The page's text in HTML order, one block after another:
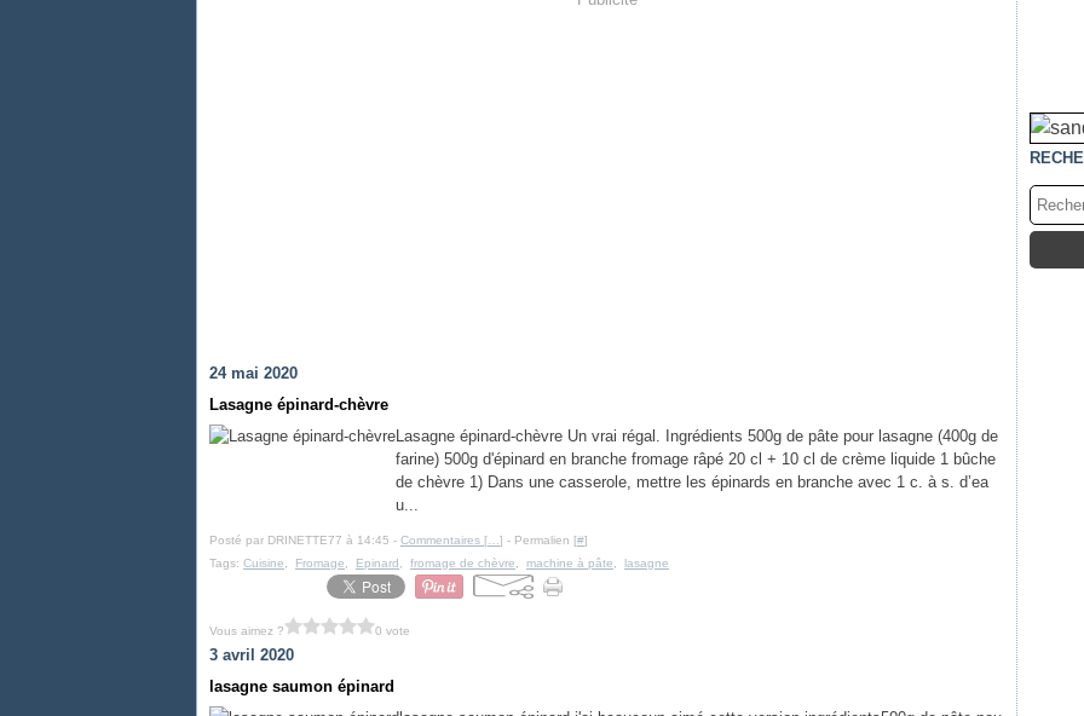
24 mai 2020
Lasagne épinard-chèvre
Lasagne épinard-chèvre Un vrai régal. Ingrédients 500g de pâte pour lasagne (400g de
farine) 500g d'épinard en branche fromage râpé 20 cl + 10 cl de crème liquide 1 bûche
de chèvre 1) Dans une casserole, mettre les épinards en branche avec 1 c. à s. d’ea
u...
Posté par DRINETTE77 à 14:45 - Commentaires [ ] - Permalien [#]
Tags: Cuisine Fromage Epinard fromage de chèvre machine à pâte lasagne
Vous aimez ? 0 vote
3 avril 2020
lasagne saumon épinard